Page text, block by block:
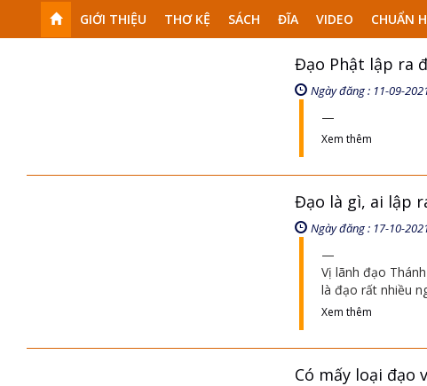
GIỚI THIỆU THƠ KỆ SÁCH ĐĨA VIDEO CHUẨN
Đạo Phật lập ra
Ngày đăng : 11-09-
Xem thêm
Đạo là gì, ai lập
Ngày đăng : 17-10-
Vị lãnh đạo
là đạo rất nhiều
Xem thêm
Có mấy loại đạo